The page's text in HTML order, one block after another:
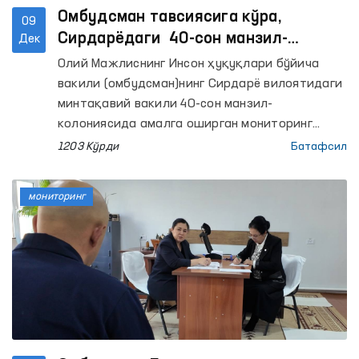
09
Дек
Омбудсман тавсиясига кўра,
Сирдарёдаги 40-сон манзил-
колониясида маҳкумлар учун узоқ
муддатли учрашув хоналари қуриб
берилди
Олий Мажлиснинг Инсон ҳуқуқлари бўйича
вакили (омбудсман)нинг Сирдарё вилоятидаги
минтақавий вакили 40-сон манзил-
колониясида амалга оширган мониторинг
ташрифларида маҳкумлар учун узоқ
аниқланган эди.
1203 Кўрди Батафсил
мониторинг